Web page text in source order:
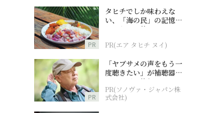
PR
タヒチでしか味わえな
い、「海の民」の記憶へ
とつながる旅
PR(エア タヒチ ヌイ)
PR
「ヤブサメの声をもう一
度聴きたい」が補聴器チ
ャレンジの後押しに
PR(ソノヴァ・ジャパン株
式会社)